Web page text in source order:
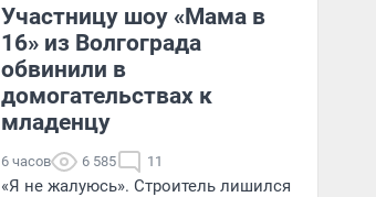
недвижимости
Участницу шоу «Мама в
16» из Волгограда
обвинили в
домогательствах к
младенцу
6 часов 6 585 11
«Я не жалуюсь». Строитель лишился